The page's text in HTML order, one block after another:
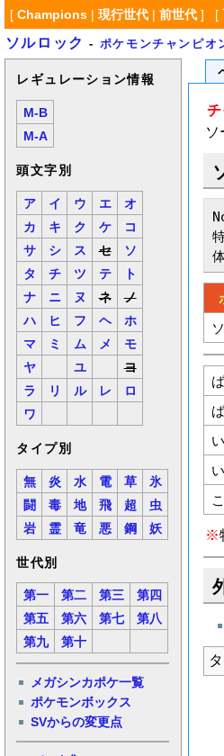
[ Champions| 現行世代| 前世代] [
ソルロック - ポケモンチャンピ
レギュレーション情報
M-B
M-A
頭文字別
ア イ ウ エ
オ
カ
キ ク ケ
コ
サ
シ ス セ
ソ
タ
チ ツ テ
ト
ナ
ニ ヌ ネ
ノ
ハ
ヒ フ ヘ
ホ
マ
ミ ム メ
モ
ヤ
ユ
ヨ
ラ
リ ル レ
ロ
ワ
タイプ別
無 炎 水 電 草
氷
闘
毒 地 飛 超
虫
岩
霊 竜 悪 鋼 妖
世代別
第一 第二 第三
第四
第五
第六 第七
第八
第九
第十
メガシンカポケ一覧
ポケモンボックス
SVからの変更点
チ
ソ
※